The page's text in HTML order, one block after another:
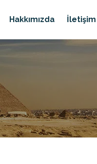
Hakkımızda İletişim